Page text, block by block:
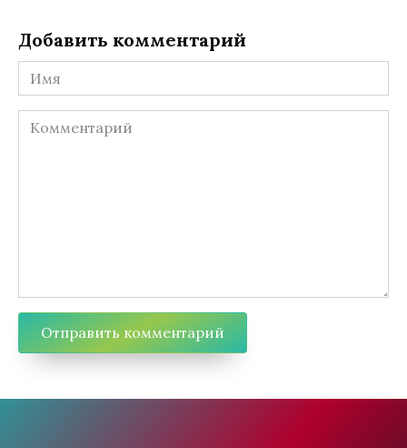
Добавить комментарий
Имя
Комментарий